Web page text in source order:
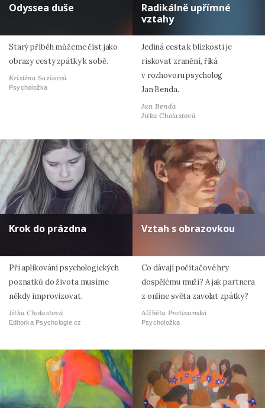
Odyssea duše
Starý příběh můžeme číst jako
obrazy cesty zpátky k sobě.
Kristina Sarisová
Psycholožka
Radikálně upřímné
vztahy
Jediná cesta k blízkosti je
riskovat zranění, říká
v rozhovoru psycholog
Jan Benda.
Jan Benda
Jitka Cholastová
Krok do prázdna
Při aplikování psychologických
poznatků do života musíme
někdy improvizovat.
Jitka Cholastová
Editorka Psychologie.cz
Vztah s obrazovkou
Co dávají počítačové hry
dospělému muži? A jak partnera
z online světa zavolat zpátky?
Alžběta Protivanská
Psycholožka